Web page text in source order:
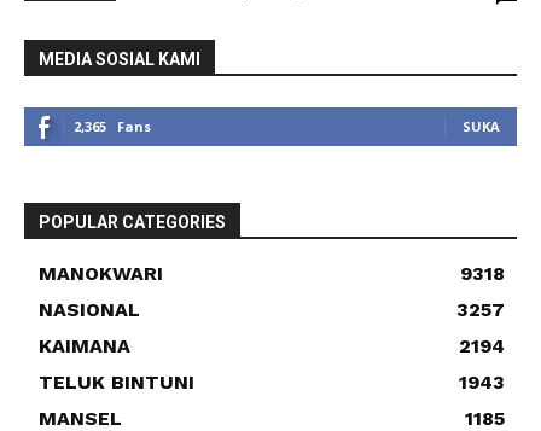
MEDIA SOSIAL KAMI
2,365 Fans SUKA
POPULAR CATEGORIES
MANOKWARI
9318
NASIONAL
3257
KAIMANA
2194
TELUK BINTUNI
1943
MANSEL
1185